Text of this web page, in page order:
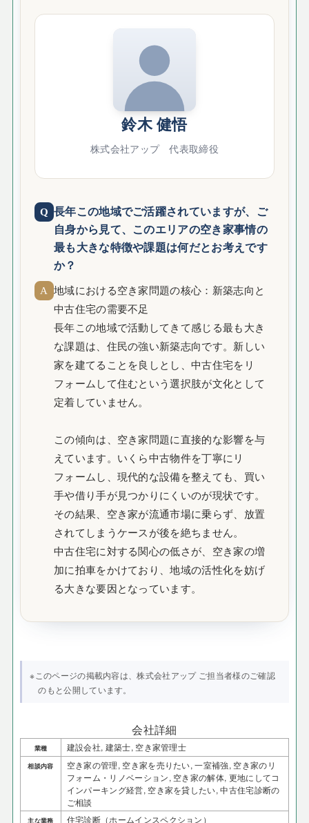
鈴木 健悟
株式会社アップ 代表取締役
長年この地域でご活躍されていますが、ご
自身から見て、このエリアの空き家事情の
最も大きな特徴や課題は何だとお考えです
か？
地域における空き家問題の核心：新築志向と
中古住宅の需要不足
長年この地域で活動してきて感じる最も大き
な課題は、住民の強い新築志向です。新しい
家を建てることを良しとし、中古住宅をリ
フォームして住むという選択肢が文化として
定着していません。
この傾向は、空き家問題に直接的な影響を与
えています。いくら中古物件を丁寧にリ
フォームし、現代的な設備を整えても、買い
手や借り手が見つかりにくいのが現状です。
その結果、空き家が流通市場に乗らず、放置
されてしまうケースが後を絶ちません。
中古住宅に対する関心の低さが、空き家の増
加に拍車をかけており、地域の活性化を妨げ
る大きな要因となっています。
※このページの掲載内容は、株式会社アップ ご担当者様のご確認
のもと公開しています。
会社詳細
業種 建設会社, 建築士, 空き家管理士
相談内容
空き家の管理, 空き家を売りたい, 一室補強, 空き家のリ
フォーム・リノベーション, 空き家の解体, 更地にしてコ
インパーキング経営, 空き家を貸したい, 中古住宅診断の
ご相談
主な業務 住宅診断（ホームインスペクション）